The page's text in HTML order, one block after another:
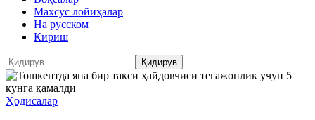
Махсус лойиҳалар
На русском
Кириш
Ҳодисалар